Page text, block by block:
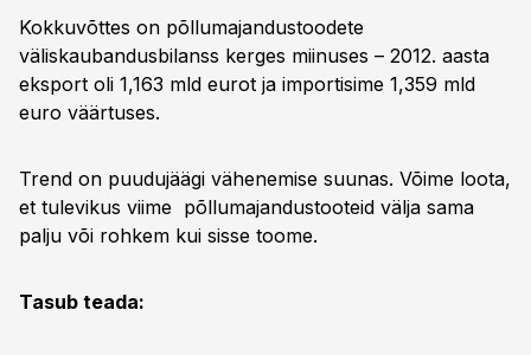
Kokkuvõttes on põllumajandustoodete
väliskaubandusbilanss kerges miinuses – 2012. aasta
eksport oli 1,163 mld eurot ja importisime 1,359 mld
euro väärtuses.
Trend on puudujäägi vähenemise suunas. Võime loota,
et tulevikus viime põllumajandustooteid välja sama
palju või rohkem kui sisse toome.
Tasub teada: